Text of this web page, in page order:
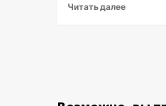
Читать далее